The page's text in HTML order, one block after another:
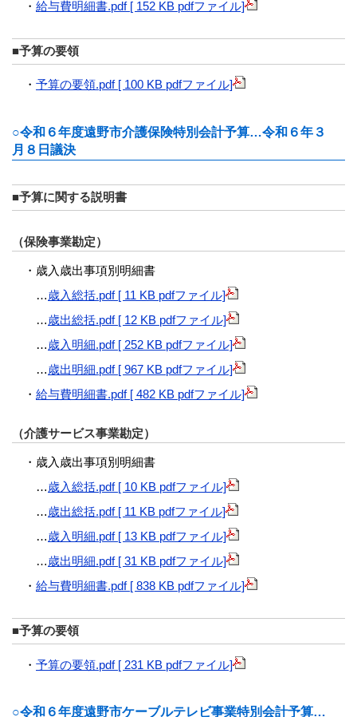
・ 給与費明細書.pdf [ 152 KB pdfファイル]
■予算の要領
・ 予算の要領.pdf [ 100 KB pdfファイル]
○令和６年度遠野市介護保険特別会計予算…令和６年３
月８日議決
■予算に関する説明書
（保険事業勘定）
・歳入歳出事項別明細書
…歳入総括.pdf [ 11 KB pdfファイル]
…歳出総括.pdf [ 12 KB pdfファイル]
…歳入明細.pdf [ 252 KB pdfファイル]
…歳出明細.pdf [ 967 KB pdfファイル]
・ 給与費明細書.pdf [ 482 KB pdfファイル]
（介護サービス事業勘定）
・歳入歳出事項別明細書
…歳入総括.pdf [ 10 KB pdfファイル]
…歳出総括.pdf [ 11 KB pdfファイル]
…歳入明細.pdf [ 13 KB pdfファイル]
…歳出明細.pdf [ 31 KB pdfファイル]
・ 給与費明細書.pdf [ 838 KB pdfファイル]
■予算の要領
・ 予算の要領.pdf [ 231 KB pdfファイル]
○令和６年度遠野市ケーブルテレビ事業特別会計予算…